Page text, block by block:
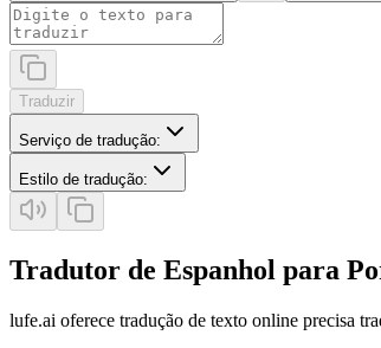
Traduzir
Serviço de tradução:
Estilo de tradução:
Tradutor de Espanhol para
lufe.ai oferece tradução de texto online precisa